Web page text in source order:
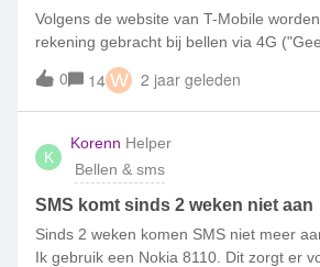
Volgens de website van T-Mobile
rekening gebracht bij bellen via 4G
bellen via 4G gaat van je belbundel en
data").Volgens de klantenservice van
van je data af.Is dat Simpelweg andere
van Simpel?Ik had nadat ik geen data
telefoontje gepleegd (binnen Nederland),
een rekening krijg van €40
0 14 W 2 jaar geleden
K
Korenn Helper
Bellen & sms
SMS komt sinds 2 weken niet aan
Sinds 2 weken komen SMS niet meer
Ik gebruik een Nokia 8110. Dit zorgt er